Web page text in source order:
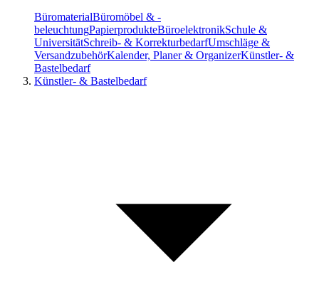
BüromaterialBüromöbel & -
beleuchtungPapierprodukteBüroelektronikSchule &
UniversitätSchreib- & KorrekturbedarfUmschläge &
VersandzubehörKalender, Planer & OrganizerKünstler- &
Bastelbedarf
Künstler- & Bastelbedarf